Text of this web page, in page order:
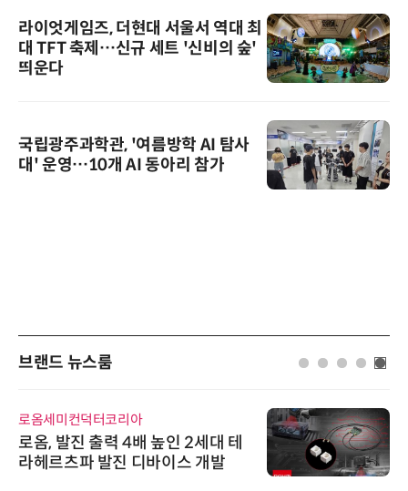
라이엇게임즈, 더현대 서울서 역대 최
대 TFT 축제…신규 세트 '신비의 숲'
띄운다
국립광주과학관, '여름방학 AI 탐사
대' 운영…10개 AI 동아리 참가
브랜드 뉴스룸
로옴세미컨덕터코리아
로옴, 발진 출력 4배 높인 2세대 테
라헤르츠파 발진 디바이스 개발